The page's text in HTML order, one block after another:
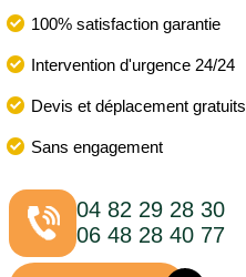
100% satisfaction garantie
Intervention d'urgence 24/24
Devis et déplacement gratuits
Sans engagement
04 82 29 28 30
06 48 28 40 77